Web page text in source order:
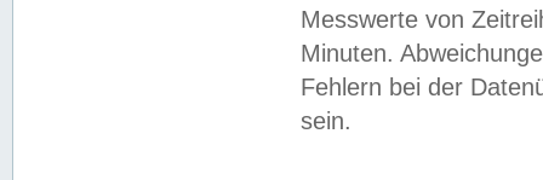
Messwerte von
Minuten.
Fehlern bei der
sein.